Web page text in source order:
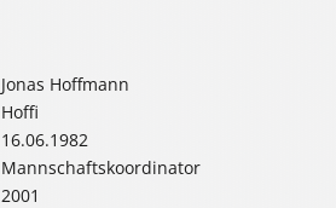
Jonas Hoffmann
Hoffi
16.06.1982
Mannschaftskoordinator
2001